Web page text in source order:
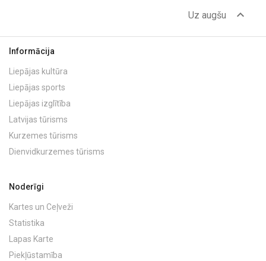
Uz augšu expand_less
Informācija
Liepājas kultūra
Liepājas sports
Liepājas izglītība
Latvijas tūrisms
Kurzemes tūrisms
Dienvidkurzemes tūrisms
Noderīgi
Kartes un Ceļveži
Statistika
Lapas Karte
Piekļūstamība